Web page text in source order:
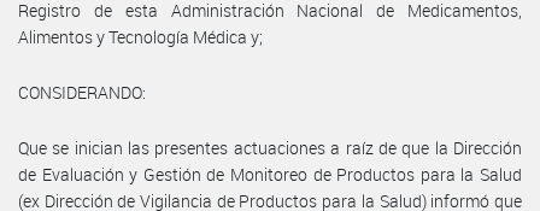
Registro de esta Administración Nacional de Medicamentos,
Alimentos y Tecnología Médica y;
CONSIDERANDO:
Que se inician las presentes actuaciones a raíz de que la Dirección
de Evaluación y Gestión de Monitoreo de Productos para la Salud
(ex Dirección de Vigilancia de Productos para la Salud) informó que